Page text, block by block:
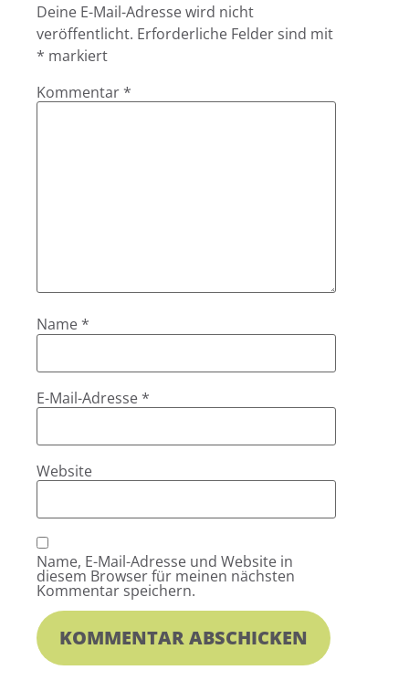
Deine E-Mail-Adresse wird nicht
veröffentlicht. Erforderliche Felder sind mit
* markiert
Kommentar *
Name *
E-Mail-Adresse *
Website
Name, E-Mail-Adresse und Website in
diesem Browser für meinen nächsten
Kommentar speichern.